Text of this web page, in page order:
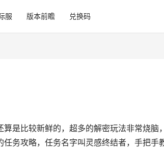
服 版本前瞻 兑换码
是比较新鲜的，超多的解密玩法非常烧脑
务攻略，任务名字叫灵感终结者，手把手